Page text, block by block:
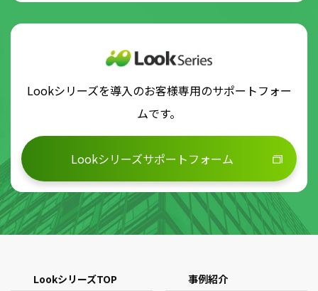
Lookシリーズを導入のお客様専用のサポートフォー
ムです。
Lookシリーズサポートフォーム
LookシリーズTOP
事例紹介